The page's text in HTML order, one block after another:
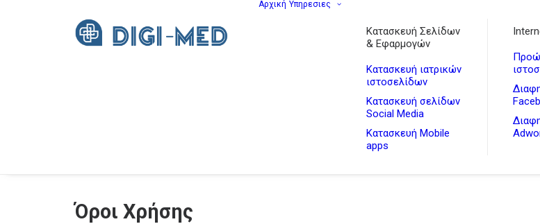
Αρχική Υπηρεσιες
Κατασκευή Σελίδων
& Εφαρμογών
Κατασκευή ιατρικών
ιστοσελίδων
Κατασκευή σελίδων
Social Media
Κατασκευή Mobile
apps
Όροι Χρήσης